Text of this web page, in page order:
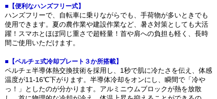
■【便利なハンズフリー式】
ハンズフリーで、自転車に乗りながらでも、手荷物が多いときでも
使用できます。夏の農作業や建設作業など、暑さ対策としても大活
躍！スマホとほぼ同じ重さで超軽量！首や肩への負担も軽く、長時
間ご使用いただけます。
■【ペルチェ式冷却プレート３か所搭載】
ペルチェ半導体熱交換技術を採用し、1秒で肌に冷たさを伝え、体感
温度が11-16℃下がります。半導体冷却をオンにし、瞬間で「冷や
っ！」としたのが分かります。アルミニウムブロックが熱を放散